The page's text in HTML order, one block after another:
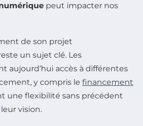
peut impacter nos
de son projet
un sujet clé. Les
aujourd’hui accès à différentes
y compris le financement
une flexibilité sans précédent
vision.